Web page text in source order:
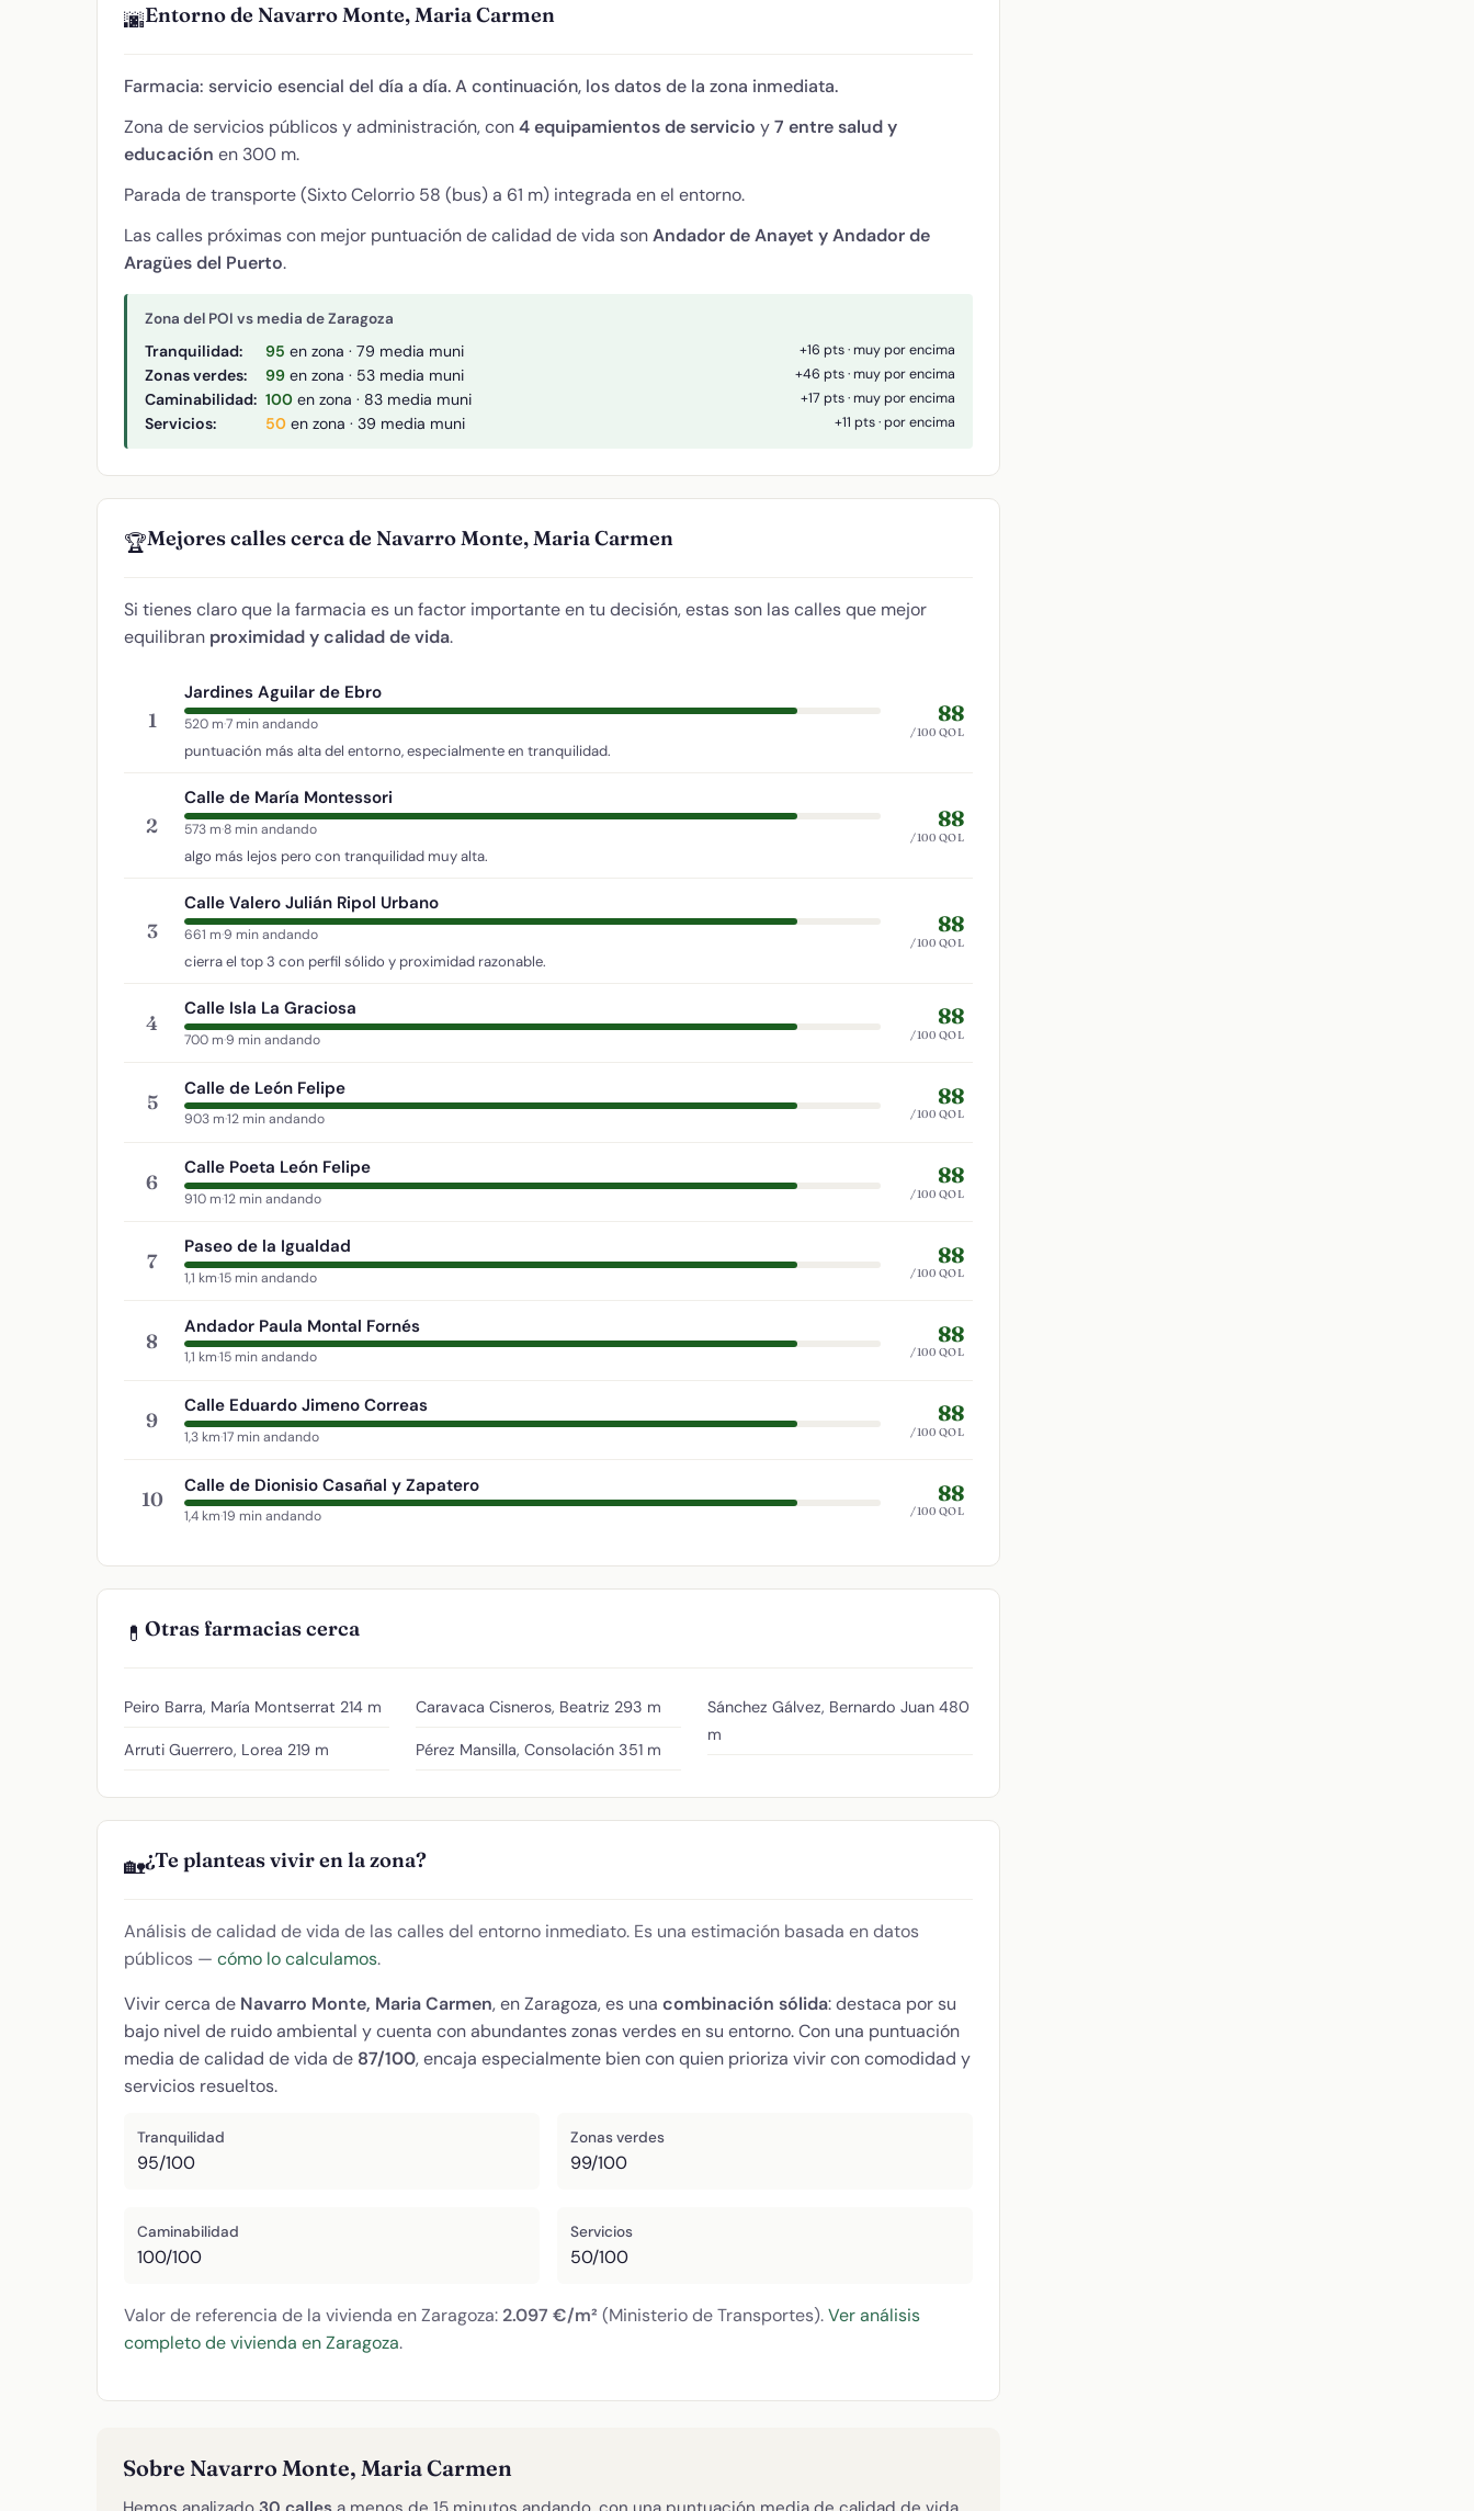
🌆Entorno de Navarro Monte, Maria Carmen
Farmacia: servicio esencial del día a día. A continuación, los datos de la zona inmediata.
Zona de servicios públicos y administración, con4 equipamientos de servicio y7 entre salud y
educación en 300 m.
Parada de transporte (Sixto Celorrio 58 (bus) a 61 m) integrada en el entorno.
Las calles próximas con mejor puntuación de calidad de vida sonAndador de Anayet y Andador de
Aragües del Puerto.
Zona del POI vs media de Zaragoza
Tranquilidad: 95 en zona · 79 media muni +16 pts · muy por encima
Zonas verdes: 99 en zona · 53 media muni +46 pts · muy por encima
Caminabilidad: 100 en zona · 83 media muni +17 pts · muy por encima
Servicios: 50 en zona · 39 media muni +11 pts · por encima
🏆Mejores calles cerca de Navarro Monte, Maria Carmen
Si tienes claro que la farmacia es un factor importante en tu decisión, estas son las calles que mejor
equilibran proximidad y calidad de vida.
1
Jardines Aguilar de Ebro
520 m·7 min andando
puntuación más alta del entorno, especialmente en tranquilidad.
88
/100 QOL
2
Calle de María Montessori
573 m·8 min andando
algo más lejos pero con tranquilidad muy alta.
88
/100 QOL
3
Calle Valero Julián Ripol Urbano
661 m·9 min andando
cierra el top 3 con perfil sólido y proximidad razonable.
88
/100 QOL
4
Calle Isla La Graciosa
700 m·9 min andando
88
/100 QOL
5
Calle de León Felipe
903 m·12 min andando
88
/100 QOL
6
Calle Poeta León Felipe
910 m·12 min andando
88
/100 QOL
7
Paseo de la Igualdad
1,1 km·15 min andando
88
/100 QOL
8
Andador Paula Montal Fornés
1,1 km·15 min andando
88
/100 QOL
9
Calle Eduardo Jimeno Correas
1,3 km·17 min andando
88
/100 QOL
10
Calle de Dionisio Casañal y Zapatero
1,4 km·19 min andando
88
/100 QOL
💊 Otras farmacias cerca
Peiro Barra, María Montserrat 214 m
Arruti Guerrero, Lorea 219 m
Caravaca Cisneros, Beatriz 293 m
Pérez Mansilla, Consolación 351 m
Sánchez Gálvez, Bernardo Juan 480
m
🏡¿Te planteas vivir en la zona?
Análisis de calidad de vida de las calles del entorno inmediato. Es una estimación basada en datos
públicos — cómo lo calculamos.
Vivir cerca de Navarro Monte, Maria Carmen, en Zaragoza, es una combinación sólida: destaca por su
bajo nivel de ruido ambiental y cuenta con abundantes zonas verdes en su entorno. Con una puntuación
media de calidad de vida de 87/100, encaja especialmente bien con quien prioriza vivir con comodidad y
servicios resueltos.
Tranquilidad
95/100
Zonas verdes
99/100
Caminabilidad
100/100
Servicios
50/100
Valor de referencia de la vivienda en Zaragoza: 2.097 €/m² (Ministerio de Transportes).Ver análisis
completo de vivienda en Zaragoza.
Sobre Navarro Monte, Maria Carmen